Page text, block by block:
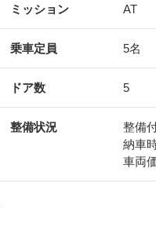
ミッション AT
乗車定員 5名
ドア数 5
整備状況
整備
納車
車両